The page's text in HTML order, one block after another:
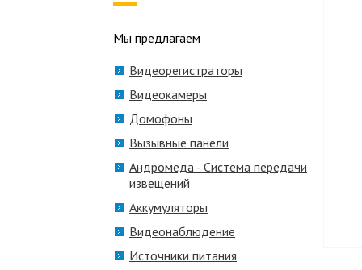
Мы предлагаем
Видеорегистраторы
Видеокамеры
Домофоны
Вызывные панели
Андромеда - Система передачи
извещений
Аккумуляторы
Видеонаблюдение
Источники питания